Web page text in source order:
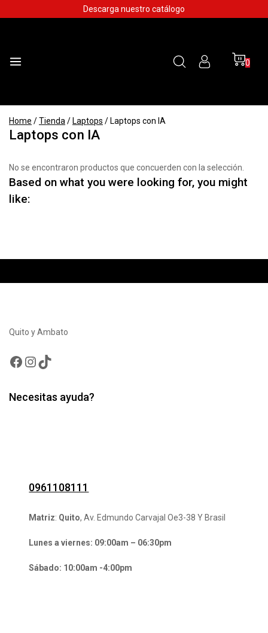
to
Descarga nuestro catálogo
0
Home /Tienda / Laptops / Laptops con IA
Laptops con IA
No se encontraron productos que concuerden con la selección.
Based on what you were looking for, you might
like:
Quito y Ambato
Facebook
Instagram
TikTok
Necesitas ayuda?
0961108111
Matriz: Quito, Av. Edmundo Carvajal Oe3-38 Y Brasil
Lunes a viernes: 09:00am – 06:30pm
Sábado: 10:00am -4:00pm